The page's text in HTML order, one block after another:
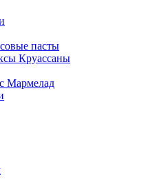
пасты
Круассаны
Мармелад